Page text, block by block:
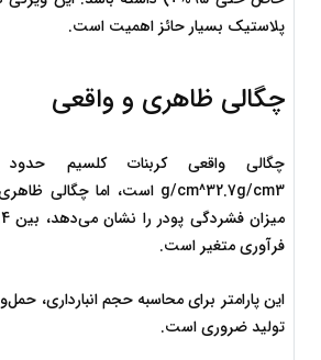
پلاستیک بسیار حائز اهمیت است.
چگالی ظاهری و واقعی
چگالی واقعی کربنات کلسیم حدود
g/cm^32.7g/cm3
فرآوری متغیر است.
تولید ضروری است.